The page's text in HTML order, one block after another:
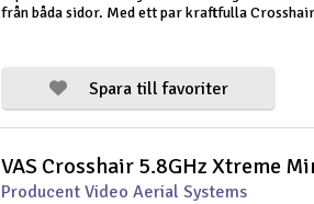
från båda sidor. Med ett par kraftfulla
Spara till favoriter
VAS Crosshair 5.8GHz Xtreme
Producent Video Aerial Systems